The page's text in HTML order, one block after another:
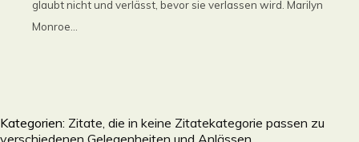
glaubt nicht und verlässt, bevor sie verlassen wird. Marilyn
Monroe...
Kategorien: Zitate, die in keine Zitatekategorie passen zu
verschiedenen Gelegenheiten und Anlässen